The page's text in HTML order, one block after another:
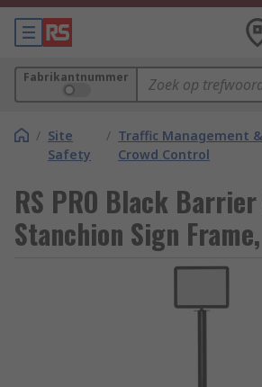
Fabrikantnummer
/ Site
Safety
/ Traffic Management &
Crowd Control
RS PRO Black
Stanchion Sign